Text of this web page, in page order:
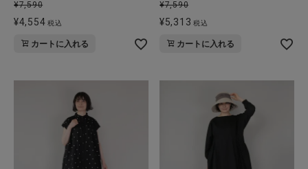
CONTENTS
特集
お問い合わせ
ショップリスト
¥7,590
¥4,554 税込
カートに入れる
¥7,590
¥5,313 税込
カートに入れる